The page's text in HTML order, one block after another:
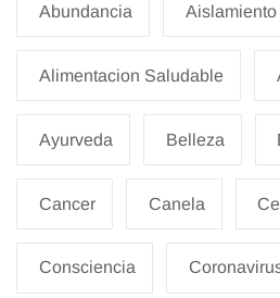
Abundancia Aislamiento
Alimentacion Saludable
Ayurveda Belleza
Cancer Canela
Consciencia